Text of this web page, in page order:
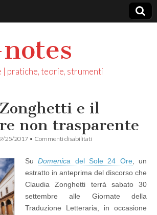
| pratiche, teorie, strumenti
e il
non trasparente
25/2017 • Commenti disabilitati
e
il
non
trasparente
SuDomenica del Sole 24 Ore, un
estratto in anteprima del discorso che
Claudia Zonghetti terrà sabato 30
settembre alle Giornate della
Traduzione Letteraria, in occasione